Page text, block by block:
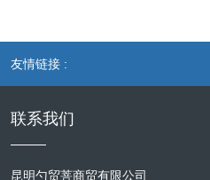
友情链接 :
联系我们
昆明勺贸菩商贸有限公司